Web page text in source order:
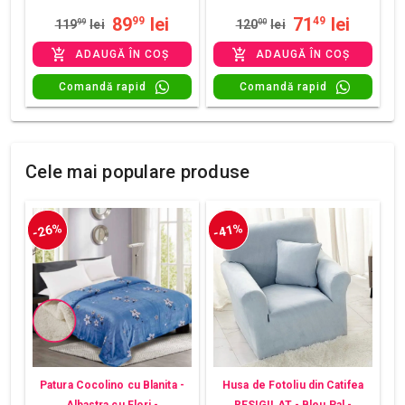
11999 lei 8999 lei
ADAUGĂ ÎN COȘ
Comandă rapid
12000 lei 71 49 lei
ADAUGĂ ÎN COȘ
Comandă rapid
Cele mai populare produse
-26%
Patura Cocolino cu Blanita -
-41%
Husa de Fotoliu din Catifea